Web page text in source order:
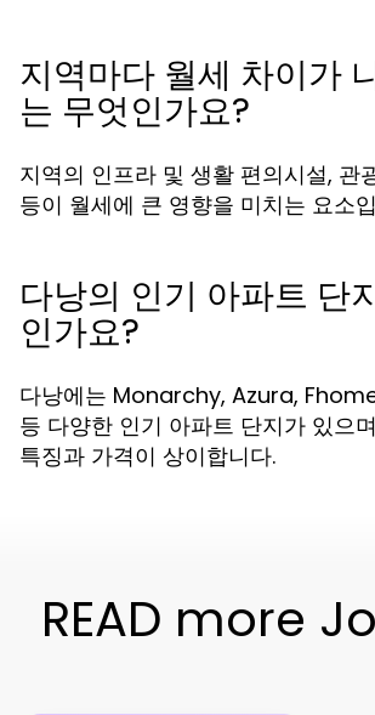
지역마다 월세 차이가
는 무엇인가요?
지역의 인프라 및 생활 편의시설, 관
등이 월세에 큰 영향을 미치는 요소
다낭의 인기 아파트 단
인가요?
다낭에는 Monarchy, Azura,
등 다양한 인기 아파트 단지가 있으
특징과 가격이 상이합니다.
READ more